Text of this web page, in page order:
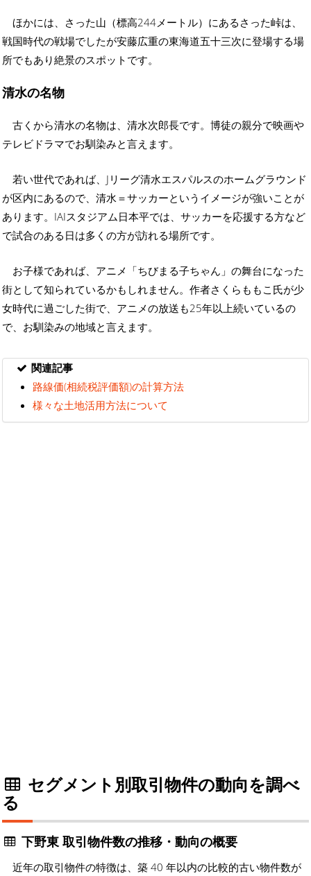
ほかには、さった山（標高244メートル）にあるさった峠は、
戦国時代の戦場でしたが安藤広重の東海道五十三次に登場する場
所でもあり絶景のスポットです。
清水の名物
古くから清水の名物は、清水次郎長です。博徒の親分で映画や
テレビドラマでお馴染みと言えます。
若い世代であれば、Jリーグ清水エスパルスのホームグラウンド
が区内にあるので、清水＝サッカーというイメージが強いことが
あります。IAIスタジアム日本平では、サッカーを応援する方など
で試合のある日は多くの方が訪れる場所です。
お子様であれば、アニメ「ちびまる子ちゃん」の舞台になった
街として知られているかもしれません。作者さくらももこ氏が少
女時代に過ごした街で、アニメの放送も25年以上続いているの
で、お馴染みの地域と言えます。
関連記事
路線価(相続税評価額)の計算方法
様々な土地活用方法について
セグメント別取引物件の動向を調べ
る
下野東 取引物件数の推移・動向の概要
近年の取引物件の特徴は、築 40 年以内の比較的古い物件数が